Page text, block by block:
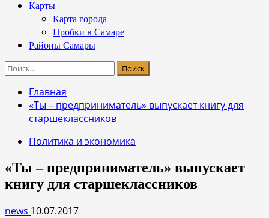
Карты
Карта города
Пробки в Самаре
Районы Самары
Найти:
Главная
«Ты – предприниматель» выпускает книгу для
старшеклассников
Политика и экономика
«Ты – предприниматель» выпускает
книгу для старшеклассников
news 10.07.2017